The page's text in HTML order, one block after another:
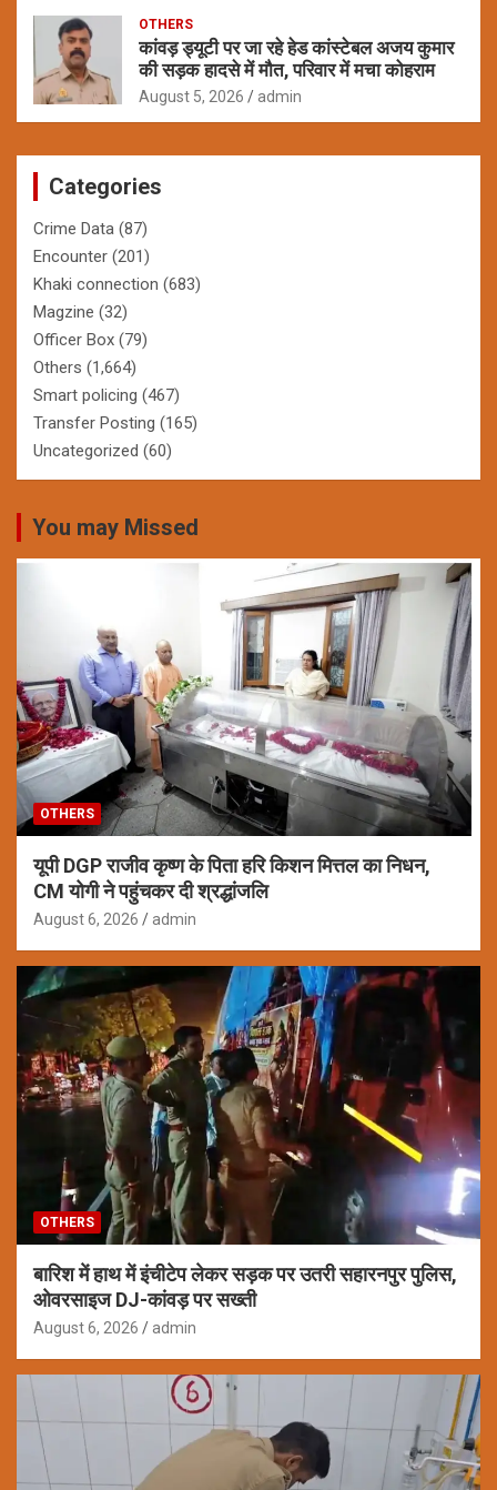
OTHERS
कांवड़ ड्यूटी पर जा रहे हेड कांस्टेबल अजय कुमार
की सड़क हादसे में मौत, परिवार में मचा कोहराम
August 5, 2026 admin
Categories
Crime Data (87)
Encounter (201)
Khaki connection (683)
Magzine (32)
Officer Box (79)
Others (1,664)
Smart policing (467)
Transfer Posting (165)
Uncategorized (60)
You may Missed
OTHERS
यूपी DGP राजीव कृष्ण के पिता हरि किशन मित्तल का निधन,
CM योगी ने पहुंचकर दी श्रद्धांजलि
August 6, 2026 admin
OTHERS
बारिश में हाथ में इंचीटेप लेकर सड़क पर उतरी सहारनपुर पुलिस,
ओवरसाइज DJ-कांवड़ पर सख्ती
August 6, 2026 admin